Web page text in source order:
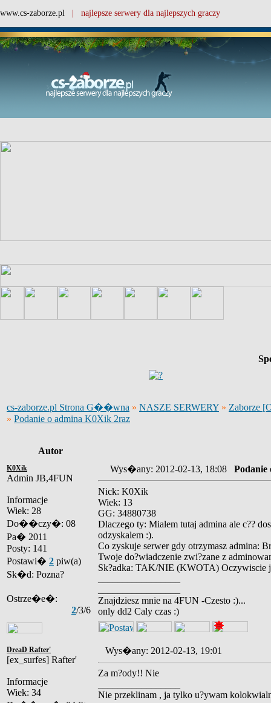
www.cs-zaborze.pl | najlepsze serwery dla najlepszych graczy
cs-zaborze.pl Strona G��wna » NASZE SERWERY » Zaborze
» Podanie o admina K0Xik 2raz
Autor
K0Xik
Admin JB,4FUN
Informacje
Wiek: 28
Do��czy�: 08
Pa� 2011
Posty: 141
Postawi� 2 piw(a)
Sk�d: Pozna?
Ostrze�e�:
2/3/6
Wys�any: 2012-02-13, 18:08 Podanie
Nick: K0Xik
Wiek: 13
GG: 34880738
Dlaczego ty: Mialem tutaj admina ale c??
odzyskalem :).
Co zyskuje serwer gdy otrzymasz admina:
Twoje do?wiadczenie zwi?zane z
Sk?adka: TAK/NIE (KWOTA) Oczywiscie
Znajdziesz mnie na 4FUN -Czesto :)...
only dd2 Caly czas :)
DreaD Rafter'
[ex_surfes] Rafter'
Informacje
Wiek: 34
Wys�any: 2012-02-13, 19:01
Za m?ody!! Nie
Nie przeklinam , ja tylko u?ywam